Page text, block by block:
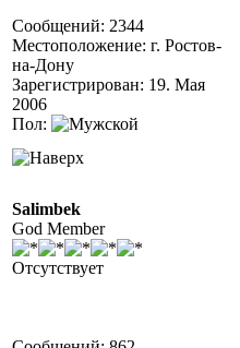
Сообщений: 2344
Местоположение: г. Ростов-
на-Дону
Зарегистрирован: 19. Мая
2006
Пол:
Salimbek
God Member
Отсутствует